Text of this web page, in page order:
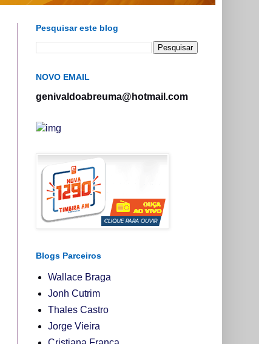
Pesquisar este blog
NOVO EMAIL
genivaldoabreuma@hotmail.com
Blogs Parceiros
Wallace Braga
Jonh Cutrim
Thales Castro
Jorge Vieira